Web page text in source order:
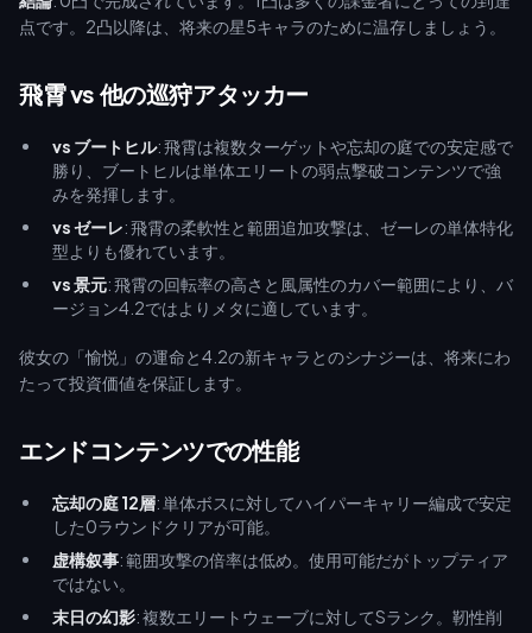
点です。2凸以降は、将来の星5キャラのために温存しましょう。
飛霄 vs 他の巡狩アタッカー
vs ブートヒル: 飛霄は複数ターゲットや忘却の庭での安定感で
勝り、ブートヒルは単体エリートの弱点撃破コンテンツで強
みを発揮します。
vs ゼーレ: 飛霄の柔軟性と範囲追加攻撃は、ゼーレの単体特化
型よりも優れています。
vs 景元: 飛霄の回転率の高さと風属性のカバー範囲により、バ
ージョン4.2ではよりメタに適しています。
彼女の「愉悦」の運命と4.2の新キャラとのシナジーは、将来にわ
たって投資価値を保証します。
エンドコンテンツでの性能
忘却の庭 12層: 単体ボスに対してハイパーキャリー編成で安定
した0ラウンドクリアが可能。
虚構叙事: 範囲攻撃の倍率は低め。使用可能だがトップティア
ではない。
末日の幻影: 複数エリートウェーブに対してSランク。靭性削